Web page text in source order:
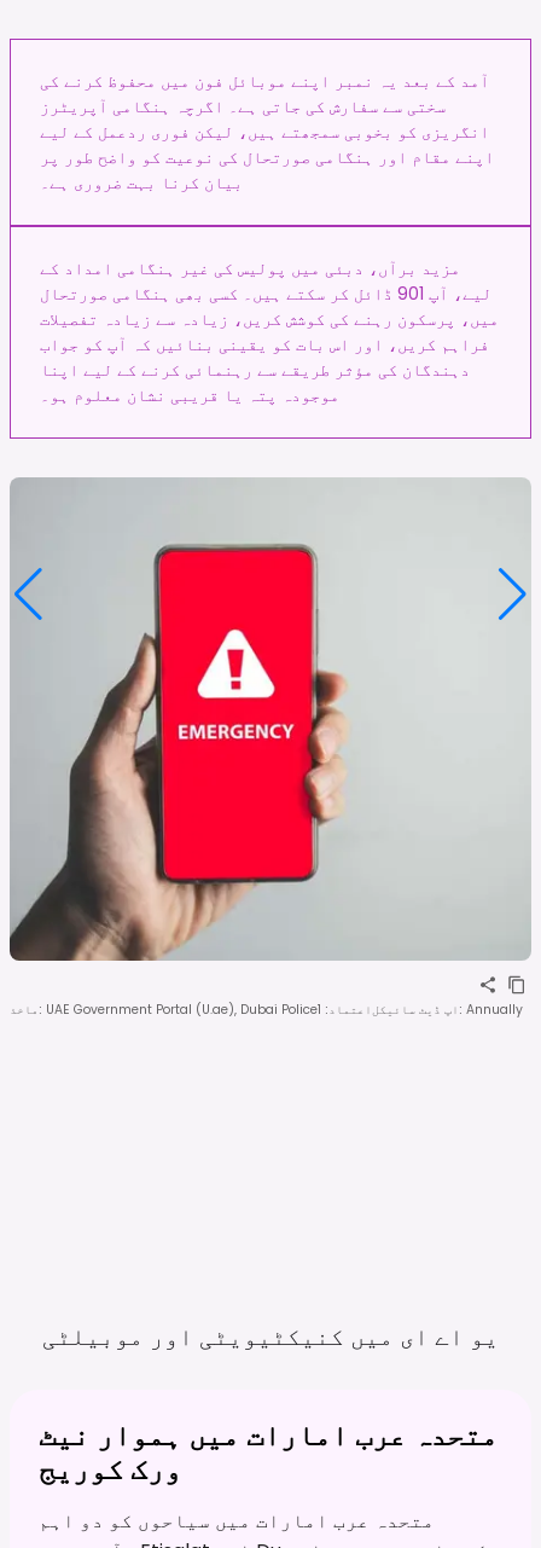
آمد کے بعد یہ نمبر اپنے موبائل فون میں محفوظ کرنے کی
سختی سے سفارش کی جاتی ہے۔ اگرچہ ہنگامی آپریٹرز
انگریزی کو بخوبی سمجھتے ہیں، لیکن فوری ردعمل کے لیے
اپنے مقام اور ہنگامی صورتحال کی نوعیت کو واضح طور پر
بیان کرنا بہت ضروری ہے۔
مزید برآں، دبئی میں پولیس کی غیر ہنگامی امداد کے
لیے، آپ 901 ڈائل کر سکتے ہیں۔ کسی بھی ہنگامی صورتحال
میں، پرسکون رہنے کی کوشش کریں، زیادہ سے زیادہ تفصیلات
فراہم کریں، اور اس بات کو یقینی بنائیں کہ آپ کو جواب
دہندگان کی مؤثر طریقے سے رہنمائی کرنے کے لیے اپنا
موجودہ پتہ یا قریبی نشان معلوم ہو۔
ماخذ : UAE Government Portal (U.ae), Dubai Police اعتماد:
1 اپ ڈیٹ سائیکل : Annually
یو اے ای میں کنیکٹیویٹی اور موبیلٹی
متحدہ عرب امارات میں ہموار نیٹ
ورک کوریج
متحدہ عرب امارات میں سیاحوں کو دو اہم